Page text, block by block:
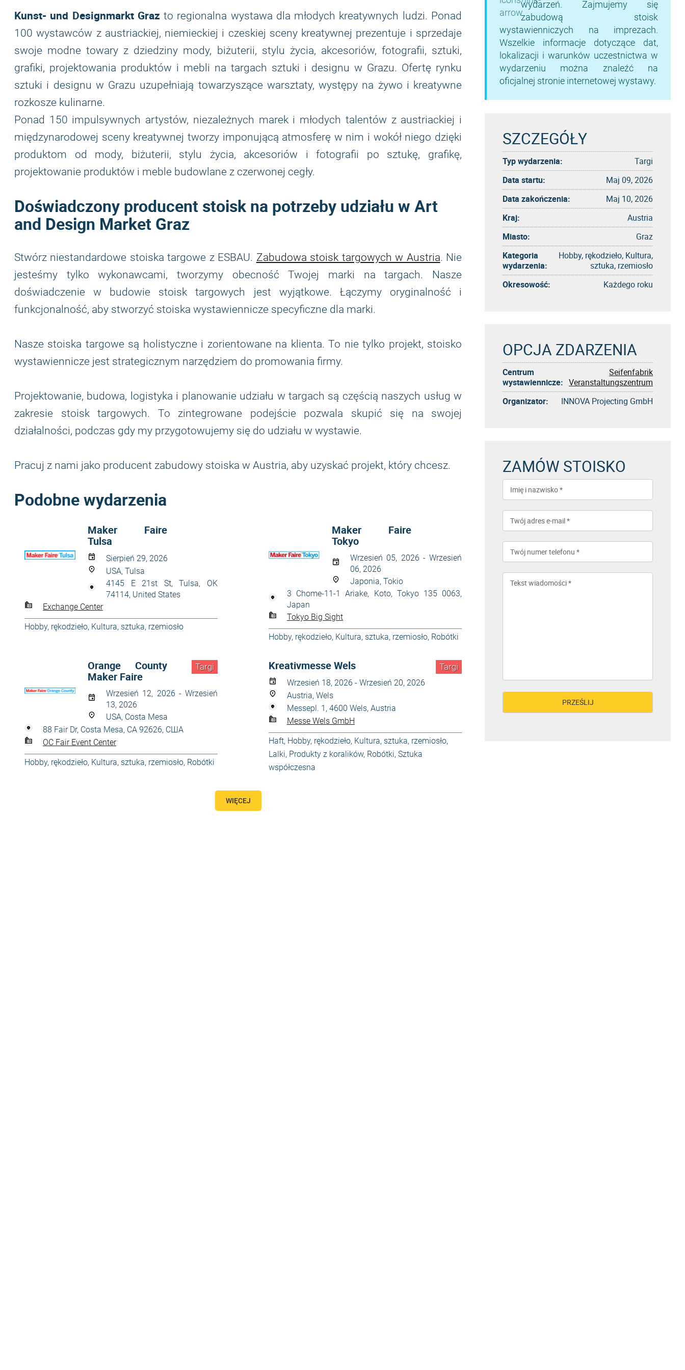
Kunst- und Designmarkt Graz to regionalna wystawa dla młodych kreatywnych ludzi. Ponad
100 wystawców z austriackiej, niemieckiej i czeskiej sceny kreatywnej prezentuje i sprzedaje
swoje modne towary z dziedziny mody, biżuterii, stylu życia, akcesoriów, fotografii, sztuki,
grafiki, projektowania produktów i mebli na targach sztuki i designu w Grazu. Ofertę rynku
sztuki i designu w Grazu uzupełniają towarzyszące warsztaty, występy na żywo i kreatywne
rozkosze kulinarne.
Ponad 150 impulsywnych artystów, niezależnych marek i młodych talentów z austriackiej i
międzynarodowej sceny kreatywnej tworzy imponującą atmosferę w nim i wokół niego dzięki
produktom od mody, biżuterii, stylu życia, akcesoriów i fotografii po sztukę, grafikę,
projektowanie produktów i meble budowlane z czerwonej cegły.
Doświadczony producent stoisk na potrzeby udziału w Art
and Design Market Graz
Stwórz niestandardowe stoiska targowe z ESBAU. Zabudowa stoisk targowych w Austria. Nie
jesteśmy tylko wykonawcami, tworzymy obecność Twojej marki na targach. Nasze
doświadczenie w budowie stoisk targowych jest wyjątkowe. Łączymy oryginalność i
funkcjonalność, aby stworzyć stoiska wystawiennicze specyficzne dla marki.
Nasze stoiska targowe są holistyczne i zorientowane na klienta. To nie tylko projekt, stoisko
wystawiennicze jest strategicznym narzędziem do promowania firmy.
Projektowanie, budowa, logistyka i planowanie udziału w targach są częścią naszych usług w
zakresie stoisk targowych. To zintegrowane podejście pozwala skupić się na swojej
działalności, podczas gdy my przygotowujemy się do udziału w wystawie.
Pracuj z nami jako producent zabudowy stoiska w Austria, aby uzyskać projekt, który chcesz.
Podobne wydarzenia
Maker Faire
Tulsa
Sierpień 29, 2026
USA, Tulsa
4145 E 21st St, Tulsa, OK
74114, United States
Exchange Center
Hobby, rękodzieło, Kultura, sztuka, rzemiosło
Maker Faire
Tokyo
Wrzesień 05, 2026 - Wrzesień
06, 2026
Japonia, Tokio
3 Chome-11-1 Ariake, Koto, Tokyo 135 0063,
Japan
Tokyo Big Sight
Hobby, rękodzieło, Kultura, sztuka, rzemiosło, Robótki
Targi
Orange County
Maker Faire
Wrzesień 12, 2026 - Wrzesień
13, 2026
USA, Costa Mesa
88 Fair Dr, Costa Mesa, CA 92626, США
OC Fair Event Center
Hobby, rękodzieło, Kultura, sztuka, rzemiosło, Robótki
Targi
Kreativmesse Wels
Wrzesień 18, 2026 - Wrzesień 20, 2026
Austria, Wels
Messepl. 1, 4600 Wels, Austria
Messe Wels GmbH
Haft, Hobby, rękodzieło, Kultura, sztuka, rzemiosło,
Lalki, Produkty z koralików, Robótki, Sztuka
współczesna
WIĘCEJ
wydarzeń. Zajmujemy się
zabudową stoisk
wystawienniczych na imprezach.
Wszelkie informacje dotyczące dat,
lokalizacji i warunków uczestnictwa w
wydarzeniu można znaleźć na
oficjalnej stronie internetowej wystawy.
SZCZEGÓŁY
Typ wydarzenia:
Targi
Data startu:
Maj 09, 2026
Data zakończenia:
Maj 10, 2026
Kraj:
Austria
Miasto:
Graz
Kategoria
wydarzenia:
Hobby, rękodzieło, Kultura,
sztuka, rzemiosło
Okresowość:
Każdego roku
OPCJA ZDARZENIA
Centrum
wystawiennicze:
Seifenfabrik
Veranstaltungszentrum
Organizator:
INNOVA Projecting GmbH
ZAMÓW STOISKO